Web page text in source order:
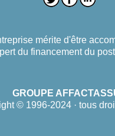
mérite d'être
du financement du
GROUPE
© 1996-2024 · tous